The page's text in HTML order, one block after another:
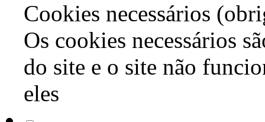
Cookies necessários
Os cookies necessários
do site e o site não
eles